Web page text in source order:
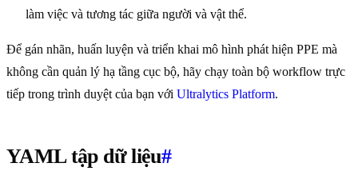
làm việc và tương tác giữa người và vật thể.
Để gán nhãn, huấn luyện và triển khai mô hình phát hiện PPE mà
không cần quản lý hạ tầng cục bộ, hãy chạy toàn bộ workflow trực
tiếp trong trình duyệt của bạn với Ultralytics Platform.
YAML tập dữ liệu#